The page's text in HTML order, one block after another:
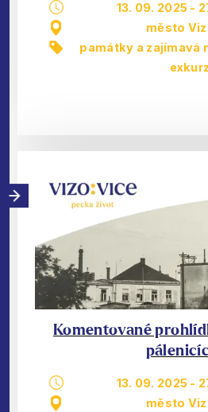
13. 09. 2025 -
město
památky a zajímavá
Komentované
13. 09. 2025 -
město